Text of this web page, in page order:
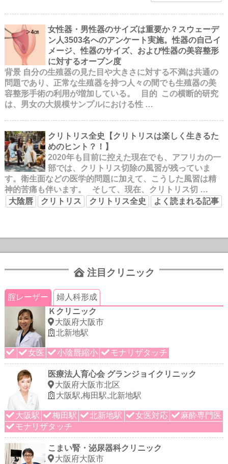
女性器・男性器のサイズは重要か？スウェーデ
ン人3503名へのアンケート実施。性器の自己イ
メージ、性器のサイズ、および性器の美容整形
に対するオープン度
背景 自分の生殖器の見た目や大きさに対する不満は共通の
問題であり、正常な生殖器を持つ人々の間でも生殖器の美
容整形手術の利用が増加している。 目的 この横断的研究
は、男女の大規模サンプルにおける性 …
クリトリス全史【クリトリスは楽しく生きるた
めのヒント？！】
2020年も目前に控えた現在でも、アフリカの一
部では、クリトリス切除の風習が残っていま
す。衛生面などの医学的問題に加えて、こうした風習は精
神的苦痛も伴います。 そして、現在、クリトリス切 …
大陰唇
クリトリス クリトリス全史 よく読まれる記事
注目クリニック
腟レーザー
婦人科形成
Ｋクリニック
大阪府大阪市
北新地駅
女医 小陰唇縮小 モナリザタッチ
医療法人育心会 グランジョイクリニック
大阪府大阪市北区
大阪駅,梅田駅,北新地駅
大阪駅 梅田駅 北新地駅 女医対応
麻酔専門医
モナリザタッチ
こまい腎・泌尿器科クリニック
大阪府大阪市